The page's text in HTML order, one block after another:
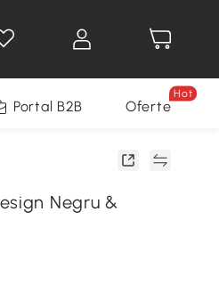
Decoratiuni Sarbatori
Portal B2B Oferte
Hot
Negru &